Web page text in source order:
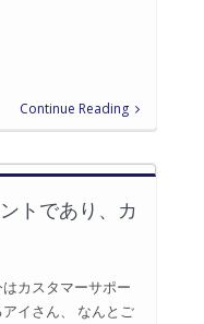
Continue Reading
トであり、カ
カスタマーサポー
イさん、 なんとご